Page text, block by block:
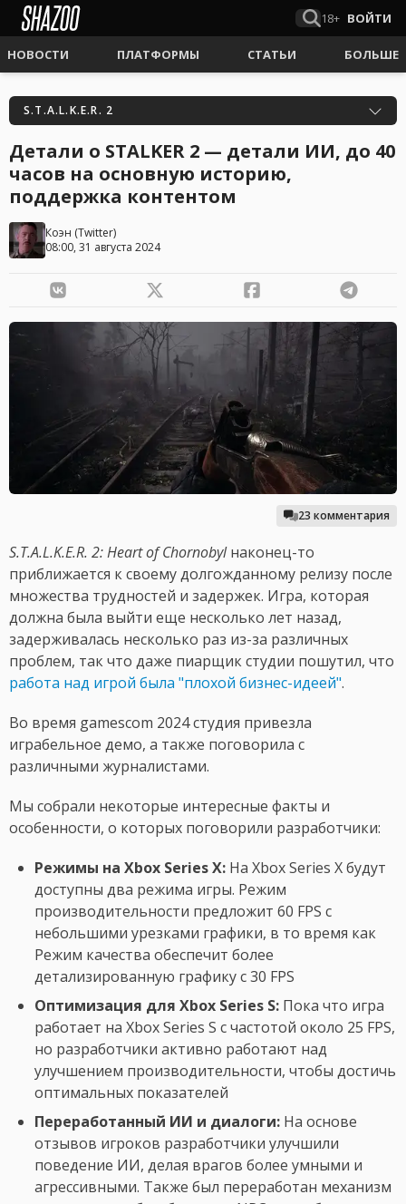
18+ ВОЙТИ
НОВОСТИ ПЛАТФОРМЫ СТАТЬИ БОЛЬШЕ
S.T.A.L.K.E.R. 2
Детали о STALKER 2 — детали ИИ, до 40
часов на основную историю,
поддержка контентом
Коэн (Twitter)
08:00, 31 августа 2024
23 комментария
S.T.A.L.K.E.R. 2: Heart of Chornobylнаконец-то
приближается к своему долгожданному релизу после
множества трудностей и задержек. Игра, которая
должна была выйти еще несколько лет назад,
задерживалась несколько раз из-за различных
проблем, так что даже пиарщик студии пошутил, что
работа над игрой была "плохой бизнес-идеей".
Во время gamescom 2024 студия привезла
играбельное демо, а также поговорила с
различными журналистами.
Мы собрали некоторые интересные факты и
особенности, о которых поговорили разработчики:
Режимы на Xbox Series X: На Xbox Series X будут
доступны два режима игры. Режим
производительности предложит 60 FPS с
небольшими урезками графики, в то время как
Режим качества обеспечит более
детализированную графику с 30 FPS
Оптимизация для Xbox Series S: Пока что игра
работает на Xbox Series S с частотой около 25 FPS,
но разработчики активно работают над
улучшением производительности, чтобы достичь
оптимальных показателей
Переработанный ИИ и диалоги: На основе
отзывов игроков разработчики улучшили
поведение ИИ, делая врагов более умными и
агрессивными. Также был переработан механизм